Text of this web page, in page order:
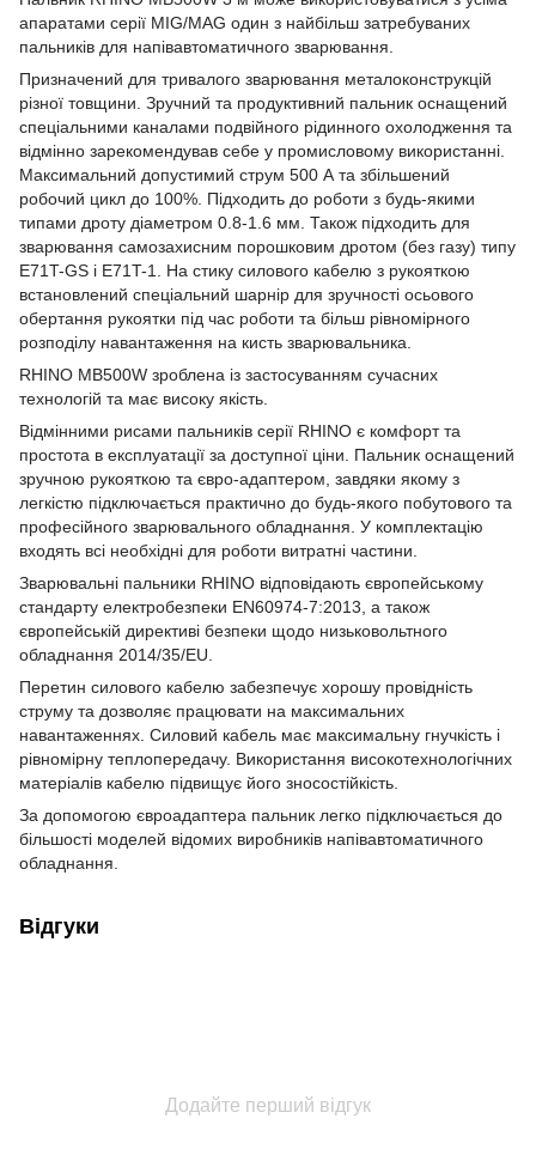
апаратами серії MIG/MAG один з найбільш затребуваних
пальників для напівавтоматичного зварювання.
Призначений для тривалого зварювання металоконструкцій
різної товщини. Зручний та продуктивний пальник оснащений
спеціальними каналами подвійного рідинного охолодження та
відмінно зарекомендував себе у промисловому використанні.
Максимальний допустимий струм 500 А та збільшений
робочий цикл до 100%. Підходить до роботи з будь-якими
типами дроту діаметром 0.8-1.6 мм. Також підходить для
зварювання самозахисним порошковим дротом (без газу) типу
E71T-GS і E71T-1. На стику силового кабелю з рукояткою
встановлений спеціальний шарнір для зручності осьового
обертання рукоятки під час роботи та більш рівномірного
розподілу навантаження на кисть зварювальника.
RHINO MB500W зроблена із застосуванням сучасних
технологій та має високу якість.
Відмінними рисами пальників серії RHINO є комфорт та
простота в експлуатації за доступної ціни. Пальник оснащений
зручною рукояткою та євро-адаптером, завдяки якому з
легкістю підключається практично до будь-якого побутового та
професійного зварювального обладнання. У комплектацію
входять всі необхідні для роботи витратні частини.
Зварювальні пальники RHINO відповідають європейському
стандарту електробезпеки EN60974-7:2013, а також
європейській директиві безпеки щодо низьковольтного
обладнання 2014/35/EU.
Перетин силового кабелю забезпечує хорошу провідність
струму та дозволяє працювати на максимальних
навантаженнях. Силовий кабель має максимальну гнучкість і
рівномірну теплопередачу. Використання високотехнологічних
матеріалів кабелю підвищує його зносостійкість.
За допомогою євроадаптера пальник легко підключається до
більшості моделей відомих виробників напівавтоматичного
обладнання.
Відгуки
Додайте перший відгук